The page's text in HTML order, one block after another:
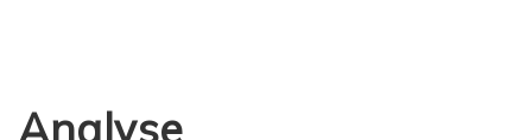
Analyse